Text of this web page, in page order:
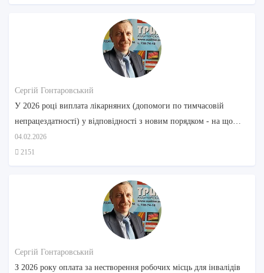
Сергій Гонтаровський
У 2026 році виплата лікарняних (допомоги по тимчасовій
непрацездатності) у відповідності з новим порядком - на що
звернути увагу
04.02.2026
2151
Сергій Гонтаровський
З 2026 року оплата за нестворення робочих місць для інвалідів